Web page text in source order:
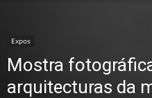
Expos
Mostra
arquitecturas da